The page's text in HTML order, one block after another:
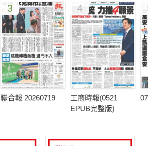
3
聯合報 20260719
4
工商時報(0521
EPUB完整版)